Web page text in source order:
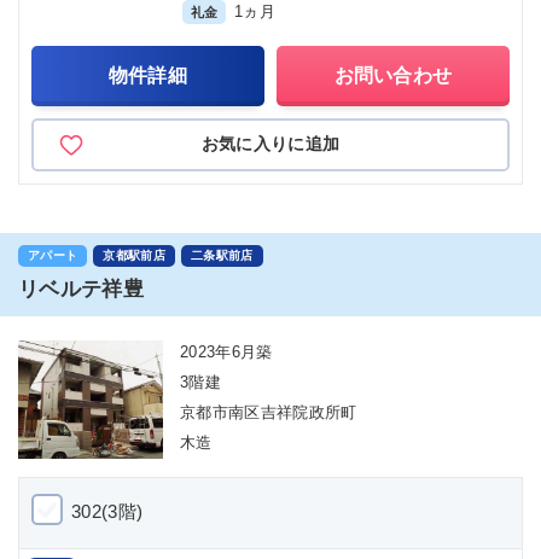
礼金 1ヵ月
物件詳細 お問い合わせ
お気に入りに追加
アパート 京都駅前店 二条駅前店
リベルテ祥豊
2023年6月築
3階建
京都市南区吉祥院政所町
木造
302(3階)